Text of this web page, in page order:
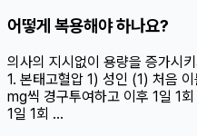
어떻게 복용해야 하나요?
의사의 지시없이 용량을 증가시
1. 본태고혈압 1) 성인 (1) 처음
mg씩 경구투여하고 이후 1일 1
1일 1회 ...